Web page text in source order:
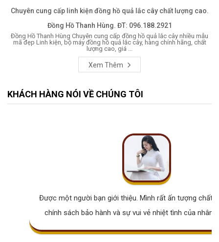
Chuyên cung cấp linh kiện đồng hồ quả lắc cây chất lượng cao.
Đồng Hồ Thanh Hùng. ĐT: 096.188.2921
Đồng Hồ Thanh Hùng Chuyên cung cấp đồng hồ quả lắc cây nhiều mẫu
mã đẹp Linh kiện, bộ máy đồng hồ quả lắc cây, hàng chính hãng, chất
lượng cao, giá ...
Xem Thêm
KHÁCH HÀNG NÓI VỀ CHÚNG TÔI
Được một người bạn giới thiệu. Mình rất ấn tượng chất
chính sách bảo hành và sự vui vẻ nhiệt tình của nhân